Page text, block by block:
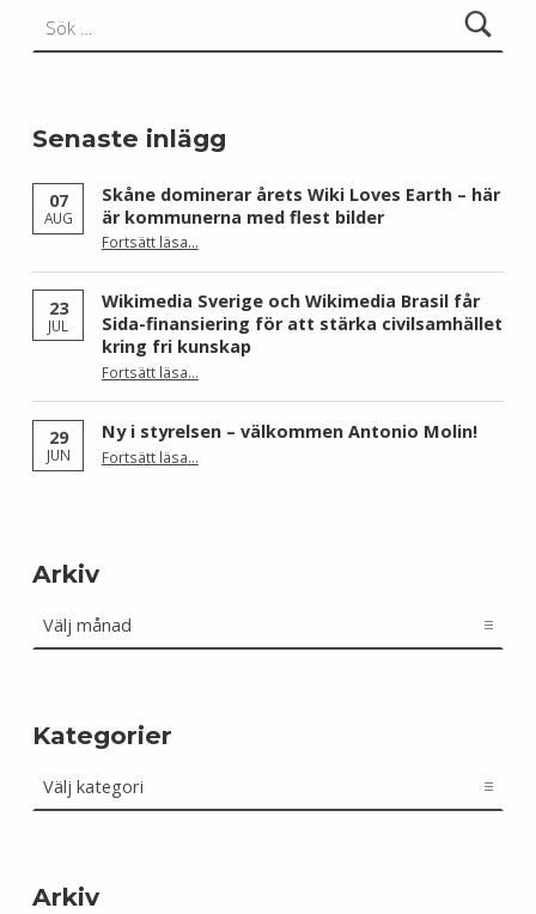
Senaste inlägg
07
AUG
Skåne dominerar årets Wiki Loves Earth – här
är kommunerna med flest bilder
Fortsätt läsa“Skåne dominerar årets Wiki Loves Earth – här är kommunerna med flest bilder”
…
23
JUL
Wikimedia Sverige och Wikimedia Brasil får
Sida-finansiering för att stärka civilsamhället
kring fri kunskap
Fortsätt läsa“Wikimedia Sverige och Wikimedia Brasil får Sida-finansiering för att stärka civilsamhället kring fri kunskap”
…
29
JUN
Ny i styrelsen – välkommen Antonio Molin!
Fortsätt läsa“Ny i styrelsen – välkommen Antonio Molin!”
…
Arkiv
Kategorier
Arkiv